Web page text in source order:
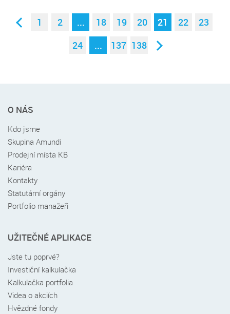
1 2 ... 18 19 20 21 22
23
24
... 137 138
menu
patičce
O NÁS
Kdo jsme
Skupina Amundi
Prodejní místa KB
Kariéra
Kontakty
Statutární orgány
Portfolio manažeři
UŽITEČNÉ APLIKACE
Jste tu poprvé?
Investiční kalkulačka
Kalkulačka portfolia
Videa o akciích
Hvězdné fondy